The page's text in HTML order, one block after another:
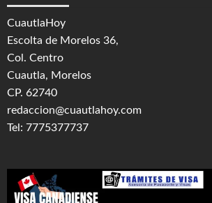
CuautlaHoy
Escolta de Morelos 36,
Col. Centro
Cuautla, Morelos
CP. 62740
redaccion@cuautlahoy.com
Tel: 7775377737